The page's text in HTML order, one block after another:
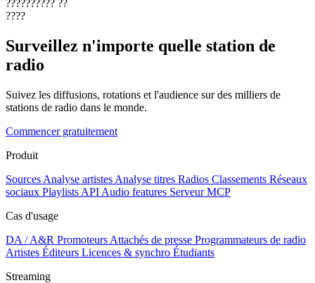
?????????? ??
????
Surveillez n'importe quelle station de
radio
Suivez les diffusions, rotations et l'audience sur des milliers de
stations de radio dans le monde.
Commencer gratuitement
Produit
Sources Analyse artistes Analyse titres Radios Classements Réseaux
sociaux Playlists API Audio features Serveur MCP
Cas d'usage
DA / A&R Promoteurs Attachés de presse Programmateurs de radio
Artistes Éditeurs Licences & synchro Étudiants
Streaming